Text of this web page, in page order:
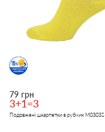
79 грн
3+1=3
Подовжені шкарпетки в рубчик M0303S